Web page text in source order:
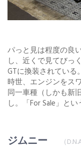
パっと見は程度の良
し、近くで見てびっ
GTに換装されてい
時世、エンジンをス
同一車種（しかも新
し。「For Sale」と
ジムニー （